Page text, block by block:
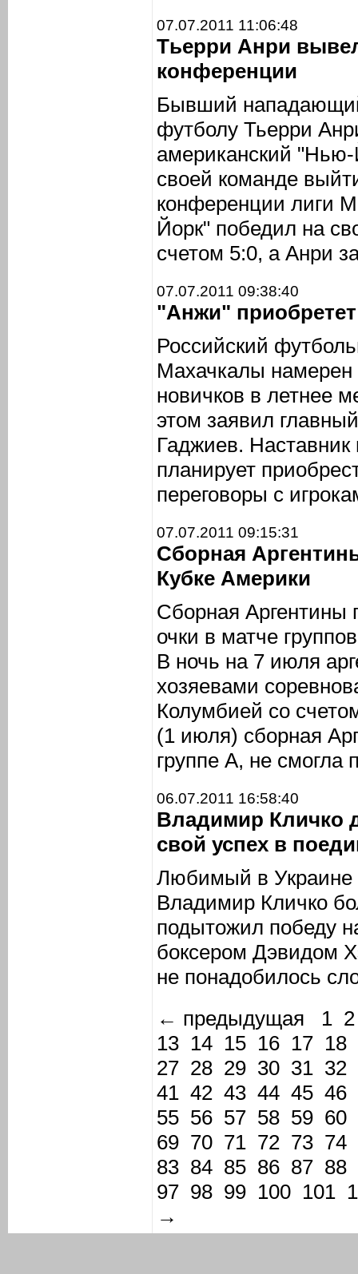
07.07.2011 11:06:48
Тьерри Анри
конференции
Бывший
футболу Тьерри
американский
своей команде
конференции лиги
Йорк" победил на
счетом 5:0, а Анри
07.07.2011 09:38:40
"Анжи"
Российский
Махачкалы намерен
новичков в летнее
этом заявил
Гаджиев. Наставник
планирует
переговоры с
07.07.2011 09:15:31
Сборная
Кубке Америки
Сборная Аргентины
очки в матче
В ночь на 7 июля
хозяевами
Колумбией со
(1 июля) сборная
группе А, не
06.07.2011 16:58:40
Владимир Кличко
свой успех в
Любимый в Украине
Владимир Кличко
подытожил победу
боксером Дэвидом
не понадобилось
← предыдущая
1 2
13 14 15 16 17 18
27 28 29 30 31 32
41 42 43 44 45 46
55 56 57 58 59 60
69 70 71 72 73 74
83 84 85 86 87 88
97 98 99 100 101
→